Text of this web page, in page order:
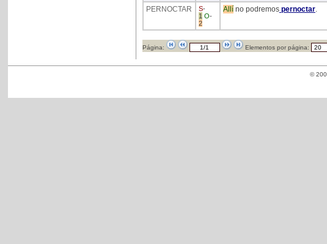
PERNOCTAR S-
1 O-
2
Allíno podremospernoctar.
Página: Elementos por página:
©